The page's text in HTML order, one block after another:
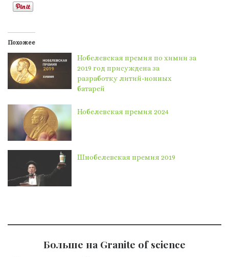
Похожее
Нобелевская премия по химии за
2019 год присуждена за
разработку литий-ионных
батарей
Нобелевская премия 2024
Шнобелевская премия 2019
Больше на Granite of science